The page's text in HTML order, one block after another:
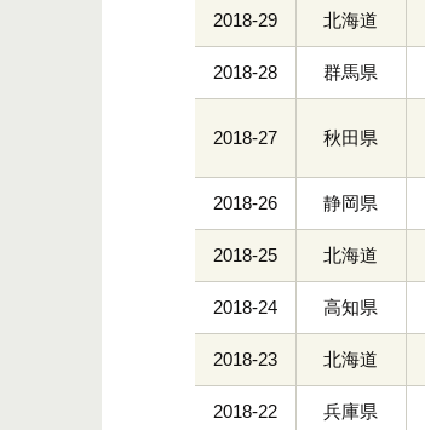
2018-29 北海道
2018-28 群馬県
2018-27 秋田県
2018-26 静岡県
2018-25 北海道
2018-24 高知県
2018-23 北海道
2018-22 兵庫県